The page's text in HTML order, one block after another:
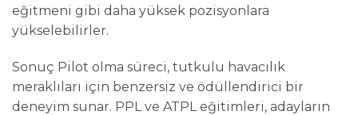
eğitmeni gibi daha yüksek pozisyonlara
yükselebilirler.
Sonuç Pilot olma süreci, tutkulu havacılık
meraklıları için benzersiz ve ödüllendirici bir
deneyim sunar. PPL ve ATPL eğitimleri, adayların